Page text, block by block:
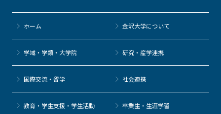
ホーム 金沢大学について
学域・学類・大学院 研究・産学連携
国際交流・留学 社会連携
教育・学生支援・学生活動 卒業生・生涯学習